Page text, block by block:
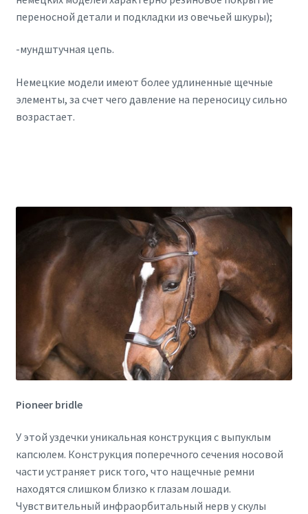
переносной детали и подкладки из овечьей шкуры);
-мундштучная цепь.
Немецкие модели имеют более удлиненные щечные
элементы, за счет чего давление на переносицу сильно
возрастает.
Pioneer bridle
У этой уздечки уникальная конструкция с выпуклым
капсюлем. Конструкция поперечного сечения носовой
части устраняет риск того, что нащечные ремни
находятся слишком близко к глазам лошади.
Чувствительный инфраорбитальный нерв у скулы